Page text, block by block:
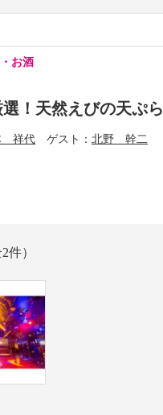
お酒
！天然えびの天ぷら
祥代 ゲスト 北野 幹二
2件）